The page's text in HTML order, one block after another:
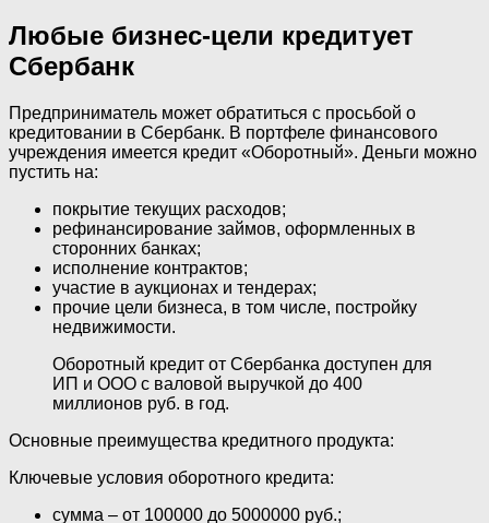
Любые бизнес-цели кредитует
Сбербанк
Предприниматель может обратиться с просьбой о
кредитовании в Сбербанк. В портфеле финансового
учреждения имеется кредит «Оборотный». Деньги можно
пустить на:
покрытие текущих расходов;
рефинансирование займов, оформленных в
сторонних банках;
исполнение контрактов;
участие в аукционах и тендерах;
прочие цели бизнеса, в том числе, постройку
недвижимости.
Оборотный кредит от Сбербанка доступен для
ИП и ООО с валовой выручкой до 400
миллионов руб. в год.
Основные преимущества кредитного продукта:
Ключевые условия оборотного кредита:
сумма – от 100000 до 5000000 руб.;